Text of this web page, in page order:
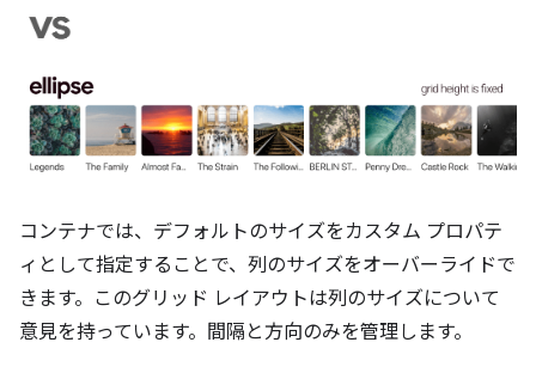
コンテナでは、デフォルトのサイズをカスタム プロパテ
ィとして指定することで、列のサイズをオーバーライドで
きます。このグリッド レイアウトは列のサイズについて
意見を持っています。間隔と方向のみを管理します。